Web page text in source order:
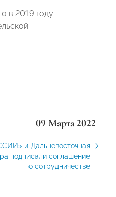
в 2019 году
09 Марта 2022
и Дальневосточная
подписали соглашение
о сотрудничестве